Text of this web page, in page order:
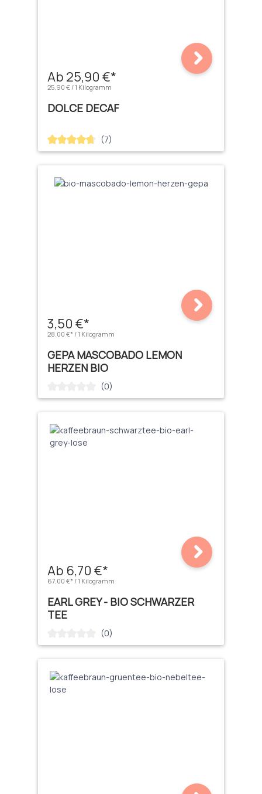
Ab 25,90 €*
25,90 € / 1 Kilogramm
DOLCE DECAF
Durchschnittliche Bewertung von 4.71 von 5 Sternen
(7)
3,50 €*
28,00 €* / 1 Kilogramm
GEPA MASCOBADO LEMON
HERZEN BIO
Durchschnittliche Bewertung von 0 von 5 Sternen
(0)
Ab 6,70 €*
67,00 €* / 1 Kilogramm
EARL GREY - BIO SCHWARZER
TEE
Durchschnittliche Bewertung von 0 von 5 Sternen
(0)